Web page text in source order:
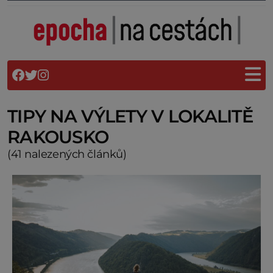
TIPY NA VÝLETY V LOKALITĚ
RAKOUSKO
(41 nalezených článků)